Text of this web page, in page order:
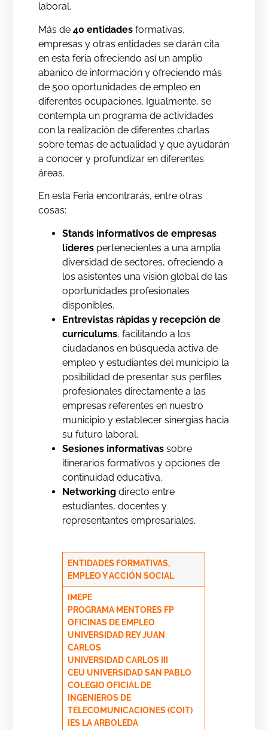
laboral.
Más de40 entidades formativas,
empresas y otras entidades se darán cita
en esta feria ofreciendo así un amplio
abanico de información y ofreciendo más
de 500 oportunidades de empleo en
diferentes ocupaciones. Igualmente, se
contempla un programa de actividades
con la realización de diferentes charlas
sobre temas de actualidad y que ayudarán
a conocer y profundizar en diferentes
áreas.
En esta Feria encontrarás, entre otras
cosas:
Stands informativos de empresas
líderes pertenecientes a una amplia
diversidad de sectores, ofreciendo a
los asistentes una visión global de las
oportunidades profesionales
disponibles.
Entrevistas rápidas y recepción de
currículums, facilitando a los
ciudadanos en búsqueda activa de
empleo y estudiantes del municipio la
posibilidad de presentar sus perfiles
profesionales directamente a las
empresas referentes en nuestro
municipio y establecer sinergias hacia
su futuro laboral.
Sesiones informativas sobre
itinerarios formativos y opciones de
continuidad educativa.
Networking directo entre
estudiantes, docentes y
representantes empresariales.
ENTIDADES FORMATIVAS,
EMPLEO Y ACCIÓN SOCIAL
IMEPE
PROGRAMA MENTORES FP
OFICINAS DE EMPLEO
UNIVERSIDAD REY JUAN
CARLOS
UNIVERSIDAD CARLOS III
CEU UNIVERSIDAD SAN PABLO
COLEGIO OFICIAL DE
INGENIEROS DE
TELECOMUNICACIONES (COIT)
IES LA ARBOLEDA